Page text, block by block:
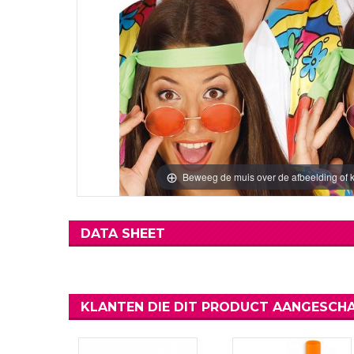
Meer Zien
Verjaardag
Verjaardag
Meer Zien
Beweeg de muis over de afbeelding of
DATA SHEET
KLANTEN DIE DIT PRODUCT